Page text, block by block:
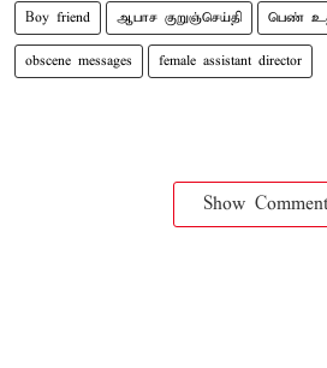
Boy friend ஆபாச குறுஞ்செய்தி பெண்
obscene messages female assistant director
Show